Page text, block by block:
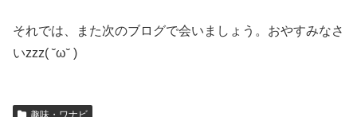
それでは、また次のブログで会いましょう。おやすみなさ
いzzz( ˘ω˘ )
趣味・ワナビ